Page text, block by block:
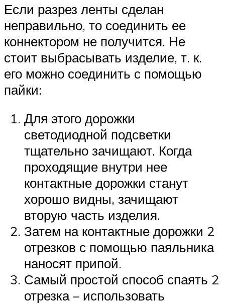
Если разрез ленты сделан
неправильно, то соединить ее
коннектором не получится. Не
стоит выбрасывать изделие, т. к.
его можно соединить с помощью
пайки:
Для этого дорожки
светодиодной подсветки
тщательно зачищают. Когда
проходящие внутри нее
контактные дорожки станут
хорошо видны, зачищают
вторую часть изделия.
Затем на контактные дорожки 2
отрезков с помощью паяльника
наносят припой.
Самый простой способ спаять 2
отрезка – использовать